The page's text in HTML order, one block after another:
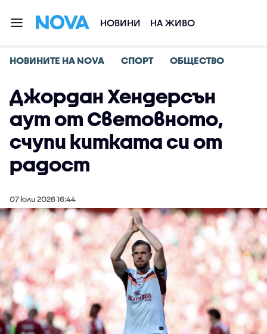
НОВИНИ НА ЖИВО
НОВИНИТЕ НА NOVA СПОРТ ОБЩЕСТВО
Джордан Хендерсън
аут от Световното,
счупи китката си от
радост
07 юли 2026 16:44